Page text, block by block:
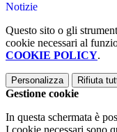
Notizie
Questo sito o gli
cookie necessari al
COOKIE POLICY.
Personalizza Rifiuta
Gestione cookie
In questa schermata è